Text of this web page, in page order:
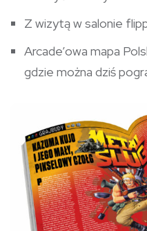
Z wizytą w salonie
Arcade’owa mapa
gdzie można dziś